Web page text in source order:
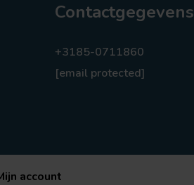
Contactgegevens
+3185-0711860
[email protected]
account